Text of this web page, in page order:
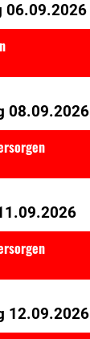
06.09.2026
08.09.2026
12.09.2026